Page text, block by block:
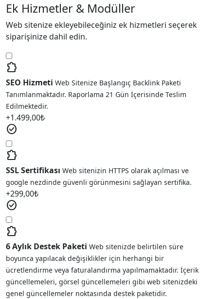
Ek Hizmetler & Modüller
Web sitenize ekleyebileceğiniz ek hizmetleri seçerek
siparişinize dahil edin.
extension
SEO Hizmeti Web Sitenize Başlangıç Backlink Paketi
Tanımlanmaktadır. Raporlama 21 Gün İçerisinde Teslim
Edilmektedir.
+1.499,00₺
check_circle
extension
SSL Sertifikası Web sitenizin HTTPS olarak açılması ve
google nezdinde güvenli görünmesini sağlayan sertifika.
+299,00₺
check_circle
extension
6 Aylık Destek Paketi Web sitenizde belirtilen süre
boyunca yapılacak değişiklikler için herhangi bir
ücretlendirme veya faturalandırma yapılmamaktadır. İçerik
güncellemeleri, görsel güncellemeleri gibi web sitenizdeki
genel güncellemeler noktasında destek paketidir.